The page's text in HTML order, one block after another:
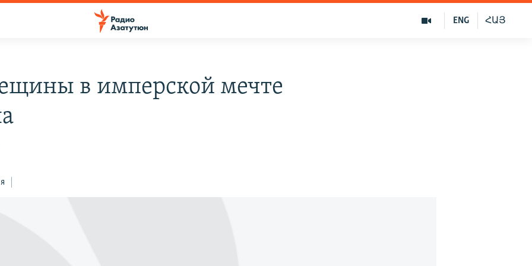
ՀԱՅ
ENG
в имперской мечте